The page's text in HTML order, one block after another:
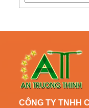
CÔNG TY TNHH